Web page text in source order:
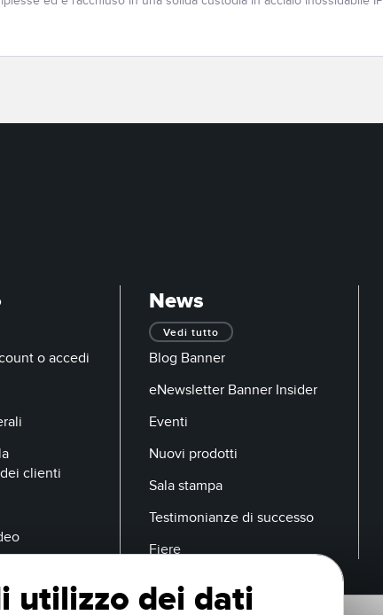
o accedi
clienti
News
Vedi tutto
Blog Banner
eNewsletter Banner Insider
Eventi
Nuovi prodotti
Sala stampa
Testimonianze di successo
Fiere
utilizzo dei dati